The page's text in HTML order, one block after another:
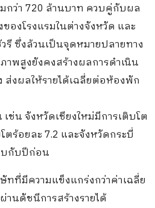
มกว่า 720 ล้านบาท ควบคู่กับผล
องโรงแรมในต่างจังหวัด และ
รี ซึ่งล้วนเป็นจุดหมายปลายทาง
พสูงยังคงสร้างผลการดำเนิน
ส่งผลให้รายได้เฉลี่ยต่อห้องพัก
ช่น จังหวัดเชียงใหม่มีการเติบโต
ตร้อยละ 7.2 และจังหวัดกระบี่
บกับปีก่อน
ที่มีความแข็งแกร่งกว่าค่าเฉลี่ย
นดัชนีการสร้างรายได้